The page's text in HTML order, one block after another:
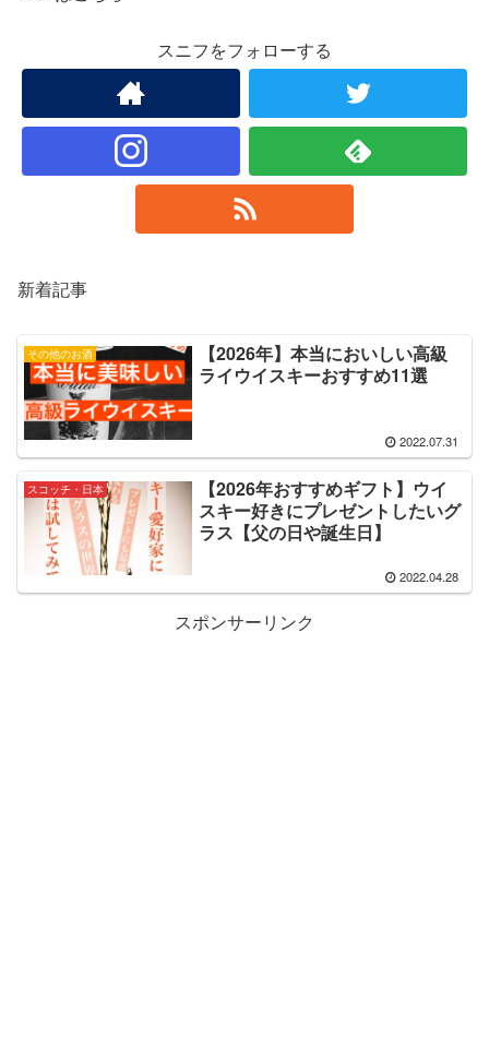
スニフをフォローする
新着記事
その他のお酒
【2026年】本当においしい高級
ライウイスキーおすすめ11選
2022.07.31
スコッチ・日本
【2026年おすすめギフト】ウイ
スキー好きにプレゼントしたいグ
ラス【父の日や誕生日】
2022.04.28
スポンサーリンク